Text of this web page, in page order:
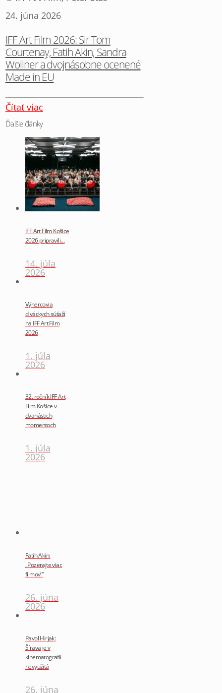
24. júna 2026
IFF Art Film 2026: Sir Tom
Courtenay, Fatih Akin, Sandra
Wollner a dvojnásobne ocenené
Made in EU
Čítať viac
Ďalšie články
IFF Art Film Košice
2026 pripravili…
14. júla
2026
Výhercovia
diváckych súťaží
na IFF Art Film
2026
1. júla
2026
32. ročník IFF Art
Film Košice v
dvanástich
momentoch
1. júla
2026
Fatih Akin:
„Pozerajte viac
filmov!“
26. júna
2026
Pavol Hirjak:
Šírava je v
kinematografii
nevyužitá
26. júna